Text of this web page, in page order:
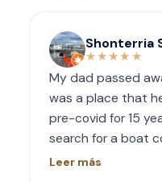
Shonterria
★★★★★
My dad passed
was a place that
pre-covid for 15
search for a boat
his ashes in his
Leer más